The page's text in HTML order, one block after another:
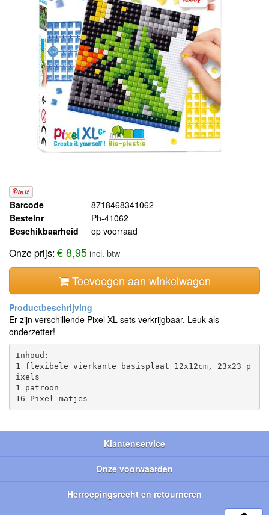
Barcode
8718468341062
Bestelnr
Ph-41062
Beschikbaarheid
op voorraad
Onze prijs: € 8,95incl. btw
Toevoegen aan winkelwagen
Er zijn verschillende Pixel XL sets verkrijgbaar. Leuk als
onderzetter!
Inhoud:
1 flexibele vierkante basisplaat 12x12cm, 23x23 p
ixels
1 patroon
Klantenservice
Onze voorwaarden
Herroepingsrecht en retourneren